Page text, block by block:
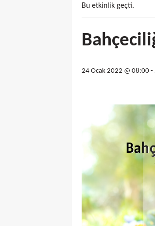
Bu etkinlik geçti.
24 Ocak 2022 @ 08:00 -